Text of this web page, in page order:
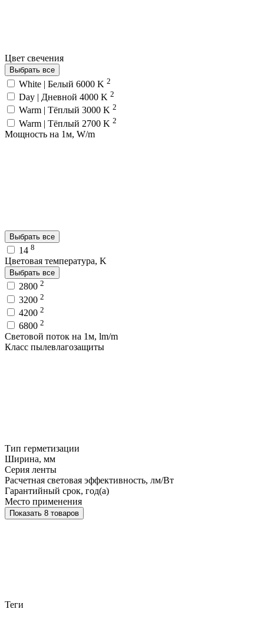
Цвет свечения
Выбрать все
White | Белый 6000 K 2
Day | Дневной 4000 K 2
Warm | Тёплый 3000 K 2
Warm | Тёплый 2700 K 2
Мощность на 1м, W/m
Выбрать все
14 8
Цветовая температура, K
Выбрать все
2800 2
3200 2
4200 2
6800 2
Световой поток на 1м, lm/m
Класс пылевлагозащиты
Тип герметизации
Ширина, мм
Серия ленты
Расчетная световая эффективность, лм/Вт
Гарантийный срок, год(а)
Место применения
Показать 8 товаров
Теги